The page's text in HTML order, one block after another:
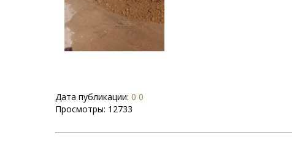
Дата публикации: 0 0
Просмотры: 12733